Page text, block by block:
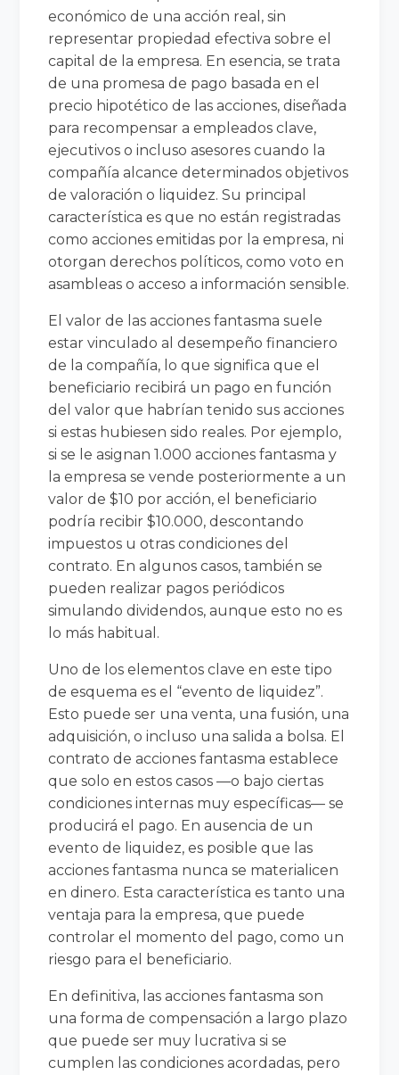
económico de una acción real, sin
representar propiedad efectiva sobre el
capital de la empresa. En esencia, se trata
de una promesa de pago basada en el
precio hipotético de las acciones, diseñada
para recompensar a empleados clave,
ejecutivos o incluso asesores cuando la
compañía alcance determinados objetivos
de valoración o liquidez. Su principal
característica es que no están registradas
como acciones emitidas por la empresa, ni
otorgan derechos políticos, como voto en
asambleas o acceso a información sensible.
El valor de las acciones fantasma suele
estar vinculado al desempeño financiero
de la compañía, lo que significa que el
beneficiario recibirá un pago en función
del valor que habrían tenido sus acciones
si estas hubiesen sido reales. Por ejemplo,
si se le asignan 1.000 acciones fantasma y
la empresa se vende posteriormente a un
valor de $10 por acción, el beneficiario
podría recibir $10.000, descontando
impuestos u otras condiciones del
contrato. En algunos casos, también se
pueden realizar pagos periódicos
simulando dividendos, aunque esto no es
lo más habitual.
Uno de los elementos clave en este tipo
de esquema es el “evento de liquidez”.
Esto puede ser una venta, una fusión, una
adquisición, o incluso una salida a bolsa. El
contrato de acciones fantasma establece
que solo en estos casos —o bajo ciertas
condiciones internas muy específicas— se
producirá el pago. En ausencia de un
evento de liquidez, es posible que las
acciones fantasma nunca se materialicen
en dinero. Esta característica es tanto una
ventaja para la empresa, que puede
controlar el momento del pago, como un
riesgo para el beneficiario.
En definitiva, las acciones fantasma son
una forma de compensación a largo plazo
que puede ser muy lucrativa si se
cumplen las condiciones acordadas, pero